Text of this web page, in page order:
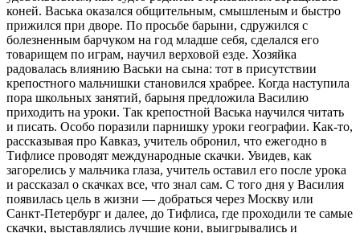
коней. Васька оказался общительным, смышленым и быстро
прижился при дворе. По просьбе барыни, сдружился с
болезненным барчуком на год младше себя, сделался его
товарищем по играм, научил верховой езде. Хозяйка
радовалась влиянию Васьки на сына: тот в присутствии
крепостного мальчишки становился храбрее. Когда наступила
пора школьных занятий, барыня предложила Василию
приходить на уроки. Так крепостной Васька научился читать
и писать. Особо поразили парнишку уроки географии. Как-то,
рассказывая про Кавказ, учитель обронил, что ежегодно в
Тифлисе проводят международные скачки. Увидев, как
загорелись у мальчика глаза, учитель оставил его после урока
и рассказал о скачках все, что знал сам. С того дня у Василия
появилась цель в жизни — добраться через Москву или
Санкт-Петербург и далее, до Тифлиса, где проходили те самые
скачки, выставлялись лучшие кони, выигрывались и